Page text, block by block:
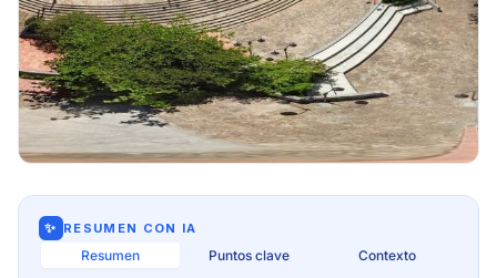
✨ RESUMEN CON IA
Resumen Puntos clave Contexto